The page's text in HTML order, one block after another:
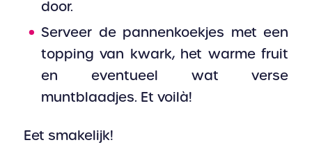
door.
Serveer de pannenkoekjes met een
topping van kwark, het warme fruit
en eventueel wat verse
muntblaadjes. Et voilà!
Eet smakelijk!